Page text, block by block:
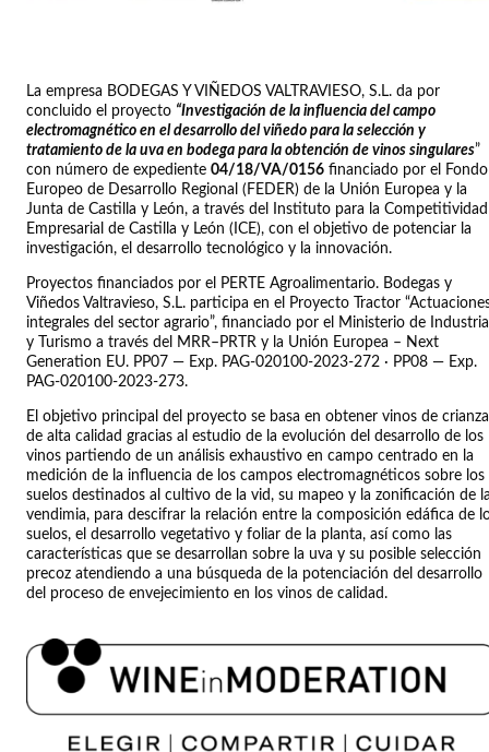
La empresa BODEGAS Y VIÑEDOS VALTRAVIESO, S.L. da por
concluido el proyecto “Investigación de la influencia del campo
electromagnético en el desarrollo del viñedo para la selección y
tratamiento de la uva en bodega para la obtención de vinos singulares”
con número de expediente 04/18/VA/0156 financiado por el Fondo
Europeo de Desarrollo Regional (FEDER) de la Unión Europea y la
Junta de Castilla y León, a través del Instituto para la Competitividad
Empresarial de Castilla y León (ICE), con el objetivo de potenciar la
investigación, el desarrollo tecnológico y la innovación.
Proyectos financiados por el PERTE Agroalimentario. Bodegas y
Viñedos Valtravieso, S.L. participa en el Proyecto Tractor
integrales del sector agrario”, financiado por el Ministerio de Industria
y Turismo a través del MRR–PRTR y la Unión Europea – Next
Generation EU. PP07 — Exp. PAG-020100-2023-272 · PP08 — Exp.
PAG-020100-2023-273.
El objetivo principal del proyecto se basa en obtener vinos de crianza
de alta calidad gracias al estudio de la evolución del desarrollo de los
vinos partiendo de un análisis exhaustivo en campo centrado en la
medición de la influencia de los campos electromagnéticos sobre los
suelos destinados al cultivo de la vid, su mapeo y la zonificación de
vendimia, para descifrar la relación entre la composición edáfica de
suelos, el desarrollo vegetativo y foliar de la planta, así como las
características que se desarrollan sobre la uva y su posible selección
precoz atendiendo a una búsqueda de la potenciación del desarrollo
del proceso de envejecimiento en los vinos de calidad.